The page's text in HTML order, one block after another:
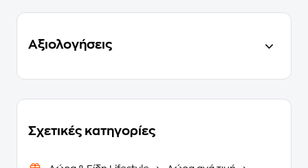
Αξιολογήσεις
Σχετικές κατηγορίες